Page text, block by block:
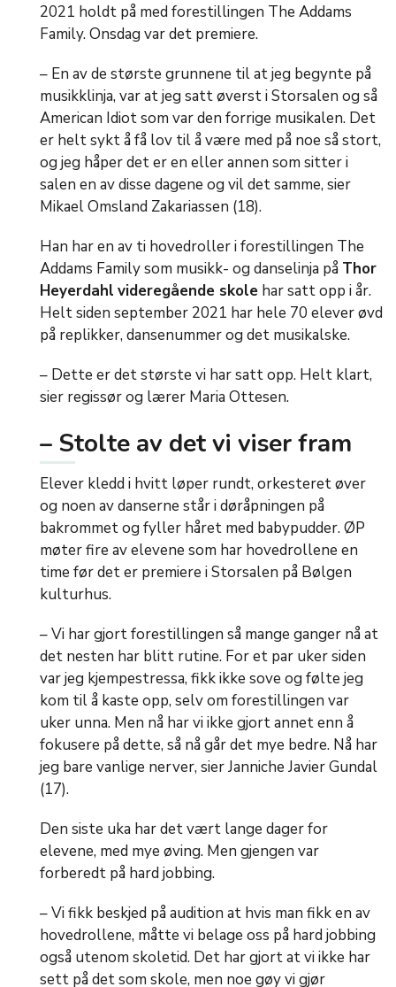
2021 holdt på med forestillingen The Addams
Family. Onsdag var det premiere.
– En av de største grunnene til at jeg begynte på
musikklinja, var at jeg satt øverst i Storsalen og så
American Idiot som var den forrige musikalen. Det
er helt sykt å få lov til å være med på noe så stort,
og jeg håper det er en eller annen som sitter i
salen en av disse dagene og vil det samme, sier
Mikael Omsland Zakariassen (18).
Han har en av ti hovedroller i forestillingen The
Addams Family som musikk- og danselinja på Thor
Heyerdahl videregående skole har satt opp i år.
Helt siden september 2021 har hele 70 elever øvd
på replikker, dansenummer og det musikalske.
– Dette er det største vi har satt opp. Helt klart,
sier regissør og lærer Maria Ottesen.
– Stolte av det vi viser fram
Elever kledd i hvitt løper rundt, orkesteret øver
og noen av danserne står i døråpningen på
bakrommet og fyller håret med babypudder. ØP
møter fire av elevene som har hovedrollene en
time før det er premiere i Storsalen på Bølgen
kulturhus.
– Vi har gjort forestillingen så mange ganger nå at
det nesten har blitt rutine. For et par uker siden
var jeg kjempestressa, fikk ikke sove og følte jeg
kom til å kaste opp, selv om forestillingen var
uker unna. Men nå har vi ikke gjort annet enn å
fokusere på dette, så nå går det mye bedre. Nå har
jeg bare vanlige nerver, sier Janniche Javier Gundal
(17).
Den siste uka har det vært lange dager for
elevene, med mye øving. Men gjengen var
forberedt på hard jobbing.
– Vi fikk beskjed på audition at hvis man fikk en av
hovedrollene, måtte vi belage oss på hard jobbing
også utenom skoletid. Det har gjort at vi ikke har
sett på det som skole, men noe gøy vi gjør